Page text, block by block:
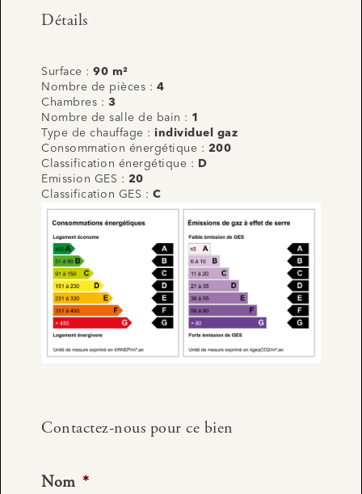
Détails
Surface : 90 m²
Nombre de pièces : 4
Chambres : 3
Nombre de salle de bain : 1
Type de chauffage : individuel gaz
Consommation énergétique : 200
Classification énergétique :
D
Emission GES : 20
Classification GES : C
Contactez-nous pour ce bien
Nom *